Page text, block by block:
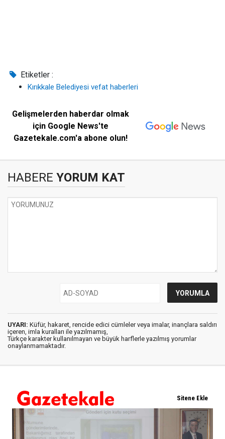
Etiketler :
Kırıkkale Belediyesi vefat haberleri
Gelişmelerden haberdar olmak
için Google News'te
Gazetekale.com'a abone olun!
HABERE YORUM KAT
UYARI: Küfür, hakaret, rencide edici cümleler veya imalar, inançlara saldırı
içeren, imla kuralları ile yazılmamış,
Türkçe karakter kullanılmayan ve büyük harflerle yazılmış yorumlar
onaylanmamaktadır.